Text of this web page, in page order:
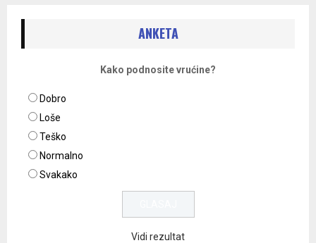
ANKETA
Kako podnosite vrućine?
Dobro
Loše
Teško
Normalno
Svakako
Vidi rezultat